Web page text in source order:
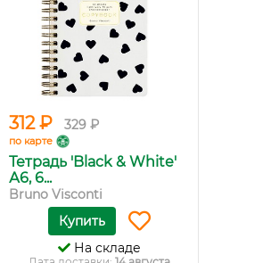
312 ₽ 329 ₽
по карте
Тетрадь 'Black & White'
А6, 6...
Bruno Visconti
Купить
На складе